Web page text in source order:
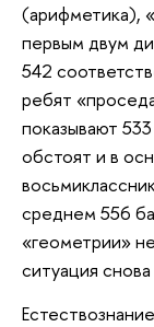
(арифметика),
первым двум
542
ребят
показывают
обстоят и в
среднем 556
«геометрии»
ситуация